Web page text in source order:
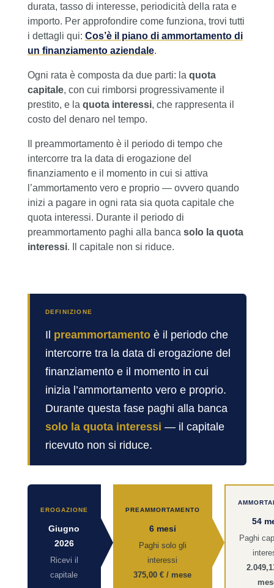
durata, tasso di interesse, periodicità della rata e
importo. Per approfondire come funziona, trovi tutti
i dettagli qui: Cos’è il piano di ammortamento di
un finanziamento aziendale.
Ogni rata è composta da due parti: la quota
capitale, con cui rimborsi progressivamente il
prestito, e la quota interessi, che rappresenta il
costo del denaro nel tempo.
Il preammortamento è il periodo di tempo che
intercorre tra la data di erogazione del
finanziamento e il momento in cui si attiva
l’ammortamento vero e proprio — ovvero quando
inizi a pagare in ogni rata sia quota capitale che
quota interessi. Durante il periodo di
preammortamento paghi alla banca solo la quota
interessi. Il capitale non si riduce.
DEFINIZIONE
Il preammortamentoè il periodo che
intercorre tra la data di erogazione del
finanziamento e il momento in cui
inizia l’ammortamento vero e proprio.
Durante questa fase paghi alla banca
solo la quota interessi — il capitale
ricevuto non si riduce.
EROGAZIONE
Giugno
2026
Ricevi il
capitale
PREAMMORTAMENTO
6 mesi
Paghi solo gli
interessi
375,00 € / mese
54
Paghi